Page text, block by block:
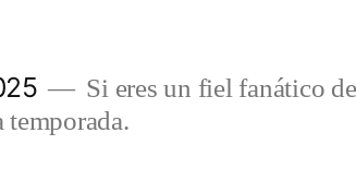
Si eres un fiel fanático
temporada.